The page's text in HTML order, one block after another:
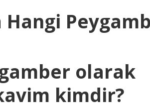
olarak
kimdir?